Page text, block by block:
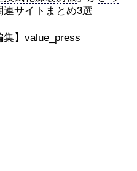
連サイト まとめ3選
集】value_press